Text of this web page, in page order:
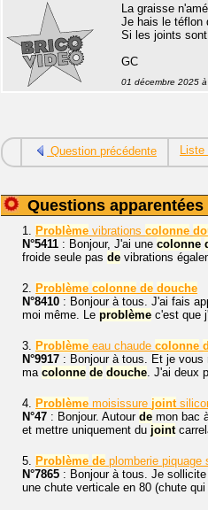
La graisse
Je hais le téflon
Si les joints
GC
01 décembre 2025
Question précédente Liste
Questions
1. Problème vibrations colonne
N°5411 : Bonjour, J'ai une colonne
froide seule pas de vibrations
2. Problème colonne de douche
N°8410 : Bonjour à tous. J'ai fais
moi même. Le problème c'est que
3. Problème eau chaude colonne
N°9917 : Bonjour à tous. Et je vous
ma colonne de douche . J'ai deux
4. Problème moisissure joint
N°47 : Bonjour. Autour de mon bac
et mettre uniquement du joint
5. Problème de plomberie piquage
N°7865 : Bonjour à tous. Je
une chute verticale en 80 (chute